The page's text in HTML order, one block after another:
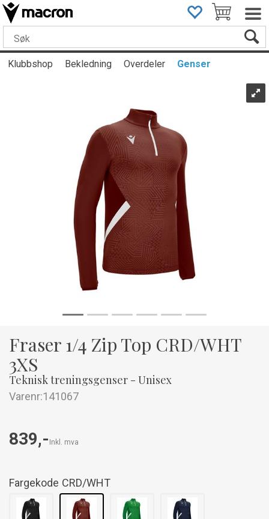
Klubbshop Bekledning Overdeler Genser
Fraser 1/4 Zip Top CRD/WHT
3XS
Teknisk treningsgenser - Unisex
Varenr:141067
839,- Inkl. mva
Fargekode CRD/WHT